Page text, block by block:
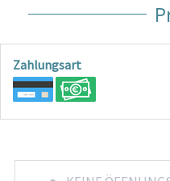
Zahlungsart